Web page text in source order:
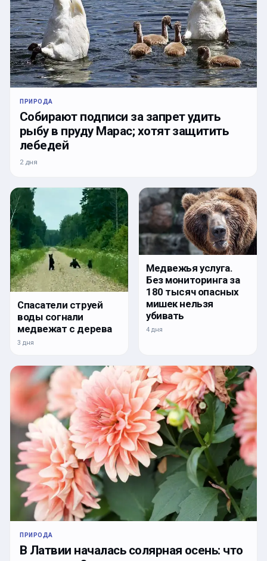
ПРИРОДА
Собирают подписи за запрет удить
рыбу в пруду Марас; хотят защитить
лебедей
2 дня
Спасатели струей
воды согнали
медвежат с дерева
3 дня
Медвежья услуга.
Без мониторинга за
180 тысяч опасных
мишек нельзя
убивать
4 дня
ПРИРОДА
В Латвии началась солярная осень: что